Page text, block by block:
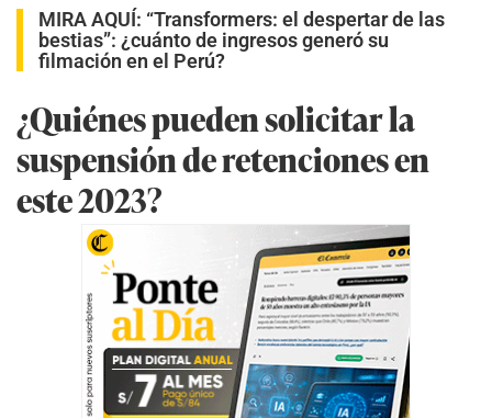
MIRA AQUÍ: “Transformers: el despertar de las
bestias”: ¿cuánto de ingresos generó su
filmación en el Perú?
¿Quiénes pueden solicitar la
suspensión de retenciones en
este 2023?